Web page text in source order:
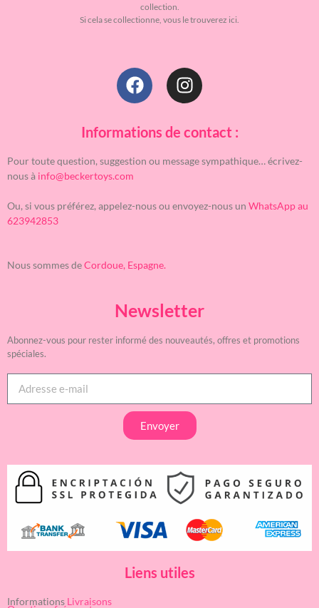
collection.
Si cela se collectionne, vous le trouverez ici.
Informations de contact :
Pour toute question, suggestion ou message sympathique… écrivez-
nous à info@beckertoys.com
Ou, si vous préférez, appelez-nous ou envoyez-nous un WhatsApp au
623942853
Nous sommes deCordoue, Espagne.
Newsletter
Abonnez-vous pour rester informé des nouveautés, offres et promotions
spéciales.
Envoyer
Liens utiles
Informations Livraisons